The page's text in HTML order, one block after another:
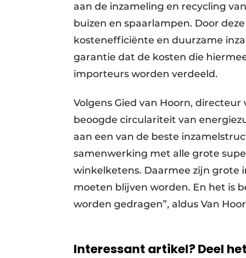
aan de inzameling en recycling
buizen en spaarlampen. Door
kostenefficiënte en duurzame
garantie dat de kosten die
importeurs worden verdeeld.
Volgens Gied van Hoorn,
beoogde circulariteit van
aan een van de beste
samenwerking met alle grote
winkelketens. Daarmee zijn grote
moeten blijven worden. En het is
worden gedragen”, aldus Van
Interessant artikel? Deel